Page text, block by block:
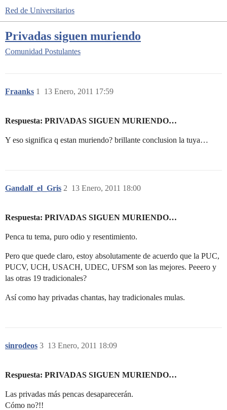
Red de Universitarios
Privadas siguen muriendo
Comunidad Postulantes
Fraanks 13 Enero, 2011 17:59
1
Respuesta: PRIVADAS SIGUEN MURIENDO…
Y eso significa q estan muriendo? brillante conclusion la tuya…
Gandalf_el_Gris 13 Enero, 2011 18:00
2
Respuesta: PRIVADAS SIGUEN MURIENDO…
Penca tu tema, puro odio y resentimiento.
Pero que quede claro, estoy absolutamente de acuerdo que la PUC,
PUCV, UCH, USACH, UDEC, UFSM son las mejores. Peeero y
las otras 19 tradicionales?
Así como hay privadas chantas, hay tradicionales mulas.
sinrodeos 13 Enero, 2011 18:09
3
Respuesta: PRIVADAS SIGUEN MURIENDO…
Las privadas más pencas desaparecerán.
Cómo no?!!